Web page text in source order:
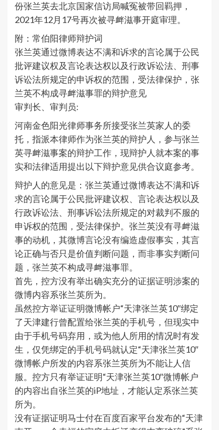
份张兰英去北京国家信访局喊冤被带回羁押，
2021年12月17号再次被寻衅滋事开庭审理。
附：常伯阳律师辩护词
张兰英通过微博表达不满和诉求的言论属于公民
批评建议权及言论表达权以及行政诉讼法、刑事
诉讼法所规定的申诉权的范围，受法律保护，张
兰英不构成寻衅滋事罪的辩护意见
审判长、审判员:
河南金色阳光律师事务所接受张兰英家人的委
托，指派本律师作为张兰英的辩护人，参与张兰
英寻衅滋事案的辩护工作，现辩护人就本案的事
实和法律适用提出以下辩护意见供合议庭参考。
辩护人的意见是：张兰英通过微博表达不满和诉
求的言论属于公民批评建议权、言论表达权以及
行政诉讼法、刑事诉讼法所规定的对裁判不服的
申诉权的范围，受法律保护。张兰英没有寻衅滋
事的动机，其微博言论没有编造虚假事实，其言
论正确与否只是价值判断问题，而非事实判断问
题，张兰英不构成寻衅滋事罪。
首先，控方没有举出确实充分的证据证明涉案的
微博内容系张兰英所为。
虽然控方举证证明微博帐户“天津张兰英10″绑定
了天津建行曾配置给张兰英的手机号，但现实中
由于手机号码弃用，或为他人所用的情况时有发
生，仅凭绑定的手机号码就认定“天津张兰英10″
微博帐户所发的内容系张兰英所为不能让人信
服。控方只有举证证明“天津张兰英10″微博帐户
的内容出自张兰英的iP地址，才能认定系张兰英
所为。
没有证据证明马士付在百度百家平台发布的“天津